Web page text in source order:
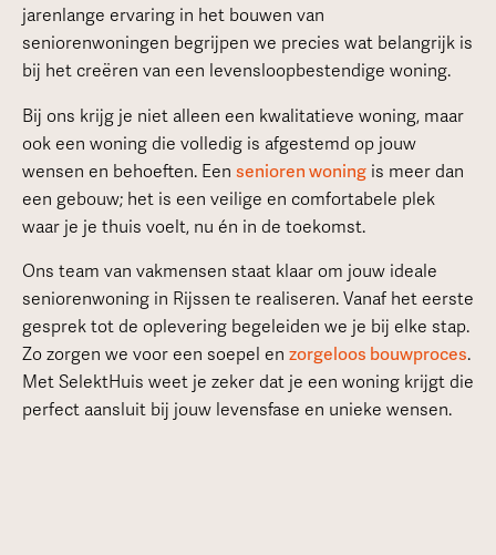
jarenlange ervaring in het bouwen van
seniorenwoningen begrijpen we precies wat belangrijk is
bij het creëren van een levensloopbestendige woning.
Bij ons krijg je niet alleen een kwalitatieve woning, maar
ook een woning die volledig is afgestemd op jouw
wensen en behoeften. Een senioren woningis meer dan
een gebouw; het is een veilige en comfortabele plek
waar je je thuis voelt, nu én in de toekomst.
Ons team van vakmensen staat klaar om jouw ideale
seniorenwoning in Rijssen te realiseren. Vanaf het eerste
gesprek tot de oplevering begeleiden we je bij elke stap.
Zo zorgen we voor een soepel en zorgeloos bouwproces.
Met SelektHuis weet je zeker dat je een woning krijgt die
perfect aansluit bij jouw levensfase en unieke wensen.